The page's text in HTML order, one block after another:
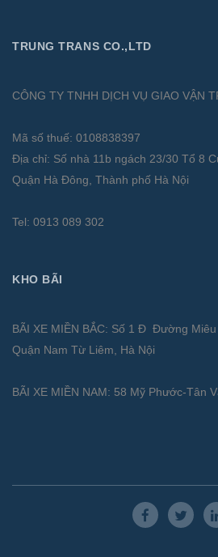
TRUNG TRANS CO.,LTD
CÔNG TY TNHH DỊCH VỤ GIAO VẬN
Mã số thuế: 0108838397
Địa chỉ: Số nhà 11b ngách 23/30 Tổ 8
Quận Hà Đông, Thành phố Hà Nội
Tel: 0913 089 302
KHO BÃI
BÃI XE MIỀN BẮC: Số 1 Đ Đường
Quận Nam Từ Liêm, Hà Nội
BÃI XE MIỀN NAM: 58 Mỹ Phước-Tân